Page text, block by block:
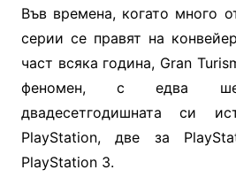
Във времена, когато много
серии се правят на
част всяка година, Gran
феномен, с едва
двадесетгодишната си
PlayStation, две за
PlayStation 3.